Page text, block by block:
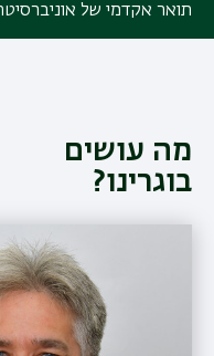
תואר אקדמי של
מה עושים
בוגרינו?